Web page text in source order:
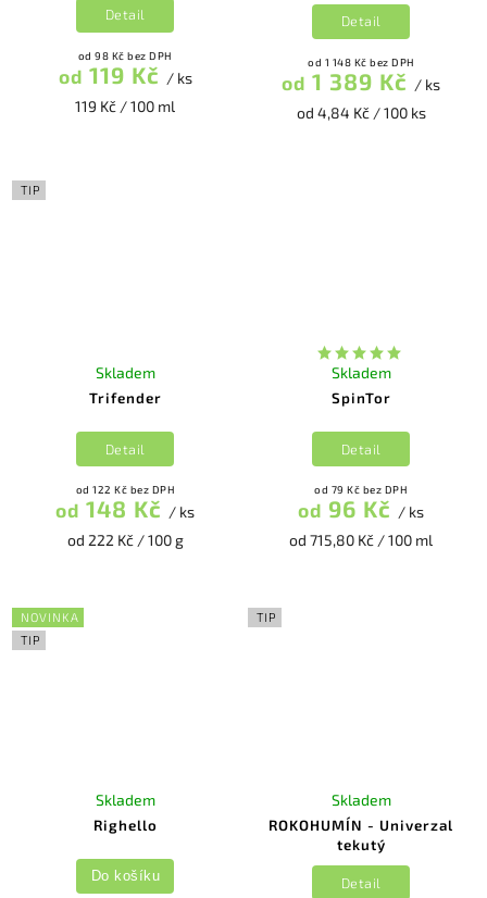
od 98 Kč bez DPH
od 119 Kč / ks
119 Kč / 100 ml
Detail
od 1 148 Kč bez DPH
od 1 389 Kč / ks
od 4,84 Kč / 100 ks
Detail
TIP
Trifender
Skladem
od 122 Kč bez DPH
od 148 Kč / ks
od 222 Kč / 100 g
Detail
SpinTor
Skladem
od 79 Kč bez DPH
od 96 Kč / ks
od 715,80 Kč / 100 ml
Detail
NOVINKA
TIP
Righello
Skladem
Do košíku
TIP
ROKOHUMÍN - Univerzal
tekutý
Skladem
Detail